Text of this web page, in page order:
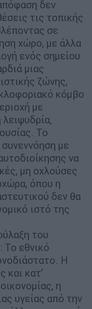
δεν
τις τοπικής
σε
χώρο, με άλλα
ενός σημείου
μιας
ζώνης,
κόμβο
με
Το
με
να
μη οχλούσες
όπου η
δεν θα
ιστό της
του
Το εθνικό
Η
και κατ’
η
υγείας από την